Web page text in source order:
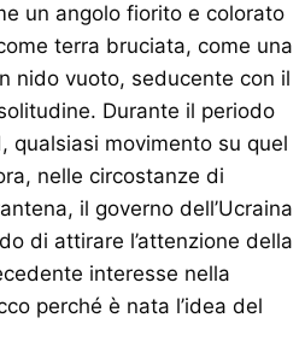
un angolo fiorito e colorato
terra bruciata, come una
nido vuoto, seducente con il
Durante il periodo
qualsiasi movimento su quel
nelle circostanze di
il governo dell’Ucraina
di attirare l’attenzione della
interesse nella
perché è nata l’idea del